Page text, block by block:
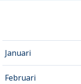
Januari
Februari